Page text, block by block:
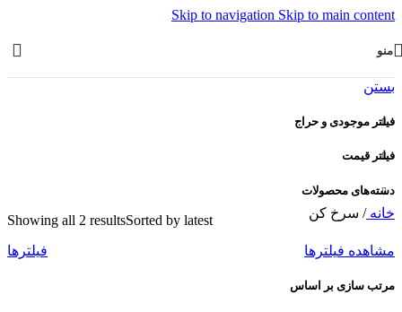
Skip to navigation Skip to main content
منو
بستن
فیلتر موجودی و حراج
فیلتر قیمت
دسته‌های محصولات
خانه/ سرخ کن Showing all 2 resultsSorted by latest
مشاهده فیلترها
فیلترها
مرتب سازی بر اساس